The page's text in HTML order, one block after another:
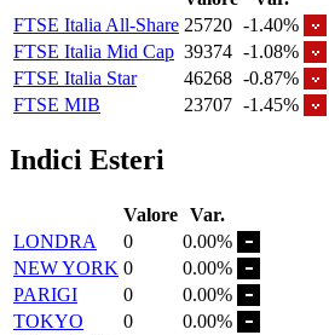
FTSE Italia All-Share 25720 -1.40%
FTSE Italia Mid Cap 39374 -1.08%
FTSE Italia Star
46268 -0.87%
FTSE MIB
23707 -1.45%
Indici Esteri
Valore Var.
LONDRA
0
0.00%
NEW YORK 0
0.00%
PARIGI
0
0.00%
TOKYO
0
0.00%